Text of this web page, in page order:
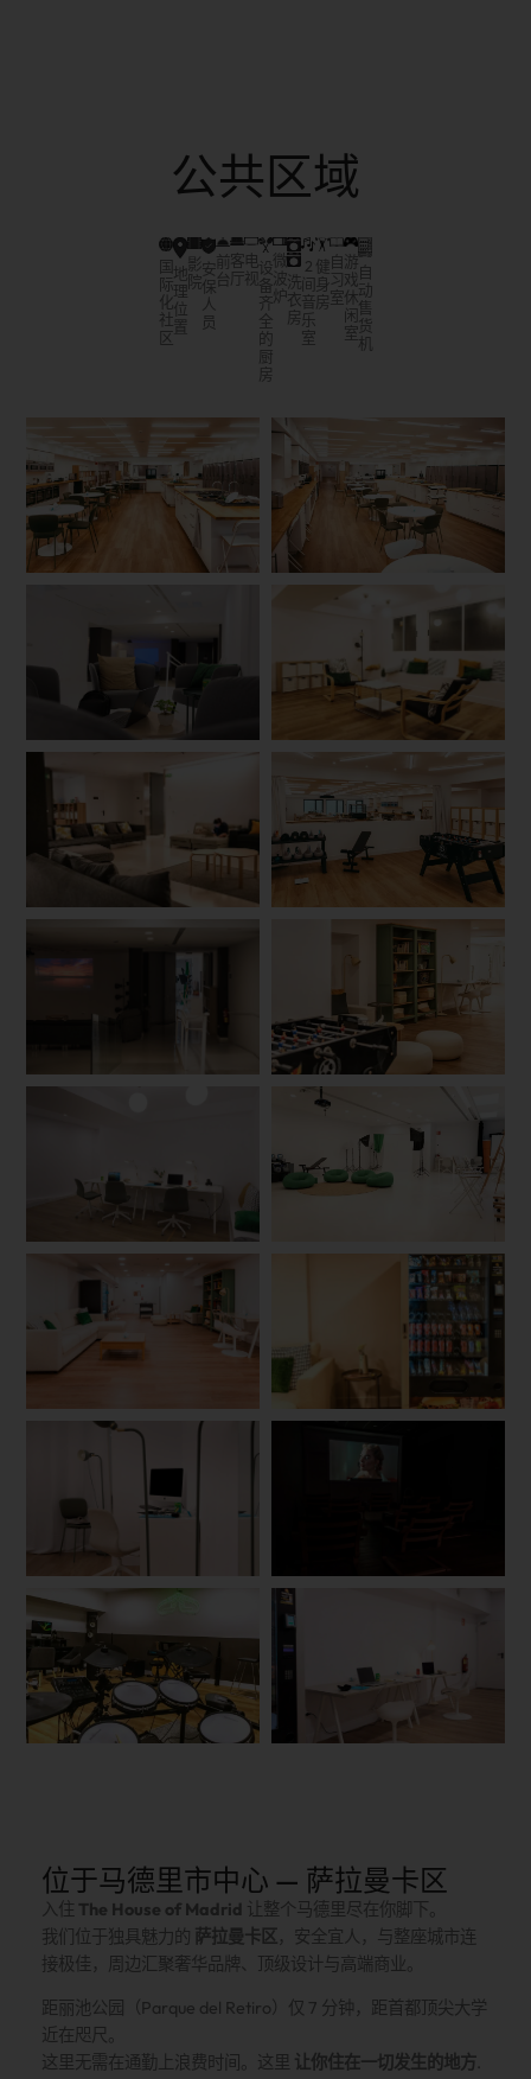
公共区域
国
际
化
社
区
地
理
位
置
影
院
安
保
人
员
前
台
客
厅
电
视
设
备
齐
全
的
厨
房
微
波
炉
洗
衣
房
2
间
音
乐
室
健
身
房
自
习
室
游
戏
休
闲
室
自
动
售
货
机
位于马德里市中心 — 萨拉曼卡区
入住 The House of Madrid 让整个马德里尽在你脚下。
我们位于独具魅力的 萨拉曼卡区，安全宜人，与整座城市连
接极佳，周边汇聚奢华品牌、顶级设计与高端商业。
距丽池公园（Parque del Retiro）仅 7 分钟，距首都顶尖大学
近在咫尺。
这里无需在通勤上浪费时间。这里 让你住在一切发生的地方.